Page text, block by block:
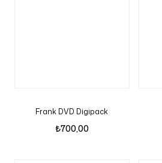
Frank DVD Digipack
₺700,00